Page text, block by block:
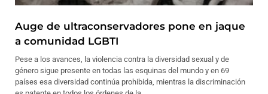
Auge de ultraconservadores pone en jaque
a comunidad LGBTI
Pese a los avances, la violencia contra la diversidad sexual y de
género sigue presente en todas las esquinas del mundo y en 69
países esa diversidad continúa prohibida, mientras la discriminación